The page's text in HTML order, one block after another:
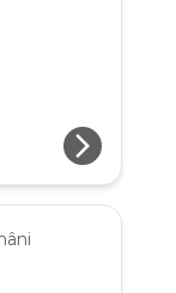
arrow_forward_ios